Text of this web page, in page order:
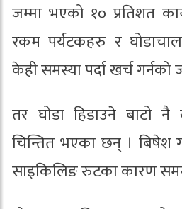
जम्मा भएको १० प्रतिशत
रकम पर्यटकहरु र
केही समस्या पर्दा खर्च गर्नको
तर घोडा हिडाउने बाटो नै
चिन्तित भएका छन् । बिषेश
साइकिलिङ रुटका कारण